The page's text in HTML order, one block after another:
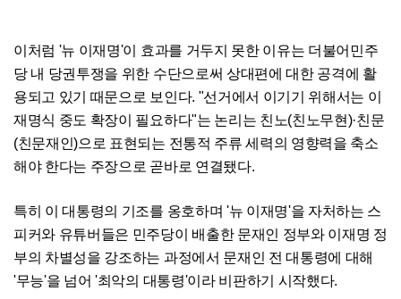
이처럼 '뉴 이재명'이 효과를 거두지 못한 이유는 더불어민주
당 내 당권투쟁을 위한 수단으로써 상대편에 대한 공격에 활
용되고 있기 때문으로 보인다. "선거에서 이기기 위해서는 이
재명식 중도 확장이 필요하다"는 논리는 친노(친노무현)·친문
(친문재인)으로 표현되는 전통적 주류 세력의 영향력을 축소
해야 한다는 주장으로 곧바로 연결됐다.
특히 이 대통령의 기조를 옹호하며 '뉴 이재명'을 자처하는 스
피커와 유튜버들은 민주당이 배출한 문재인 정부와 이재명 정
부의 차별성을 강조하는 과정에서 문재인 전 대통령에 대해
'무능'을 넘어 '최악의 대통령'이라 비판하기 시작했다.